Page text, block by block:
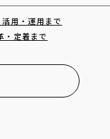
用・運用まで
・定着まで